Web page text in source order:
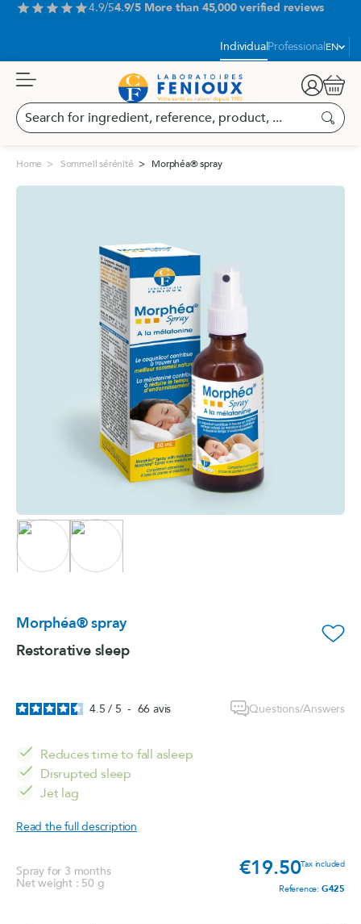
star star star star star4.9/54.9/5 More than 45,000 verified reviews
IndividualProfessionalEN
Search
for
reference,
product,
Search
Cart
Home Sommeil sérénité Morphéa® spray
Morphéa® spray favorite_border
Restorative sleep
4.5 / 5 - 66avis Questions/Answers
Reduces time to fall asleep
Disrupted sleep
Jet lag
Read the full description
Spray for 3 months
Net weight : 50 g
Price
€19.50Tax included
Reference: G425